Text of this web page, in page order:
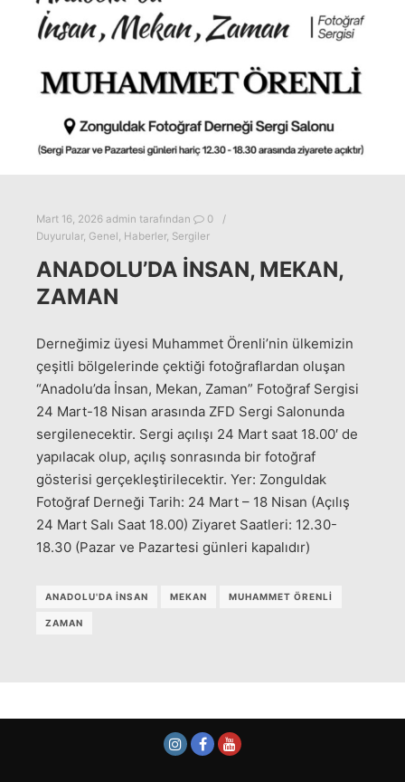
Mart 16, 2026 admin tarafından
0
Duyurular, Genel, Haberler, Sergiler
ANADOLU’DA İNSAN, MEKAN,
ZAMAN
Derneğimiz üyesi Muhammet Örenli’nin ülkemizin
çeşitli bölgelerinde çektiği fotoğraflardan oluşan
“Anadolu’da İnsan, Mekan, Zaman” Fotoğraf Sergisi
24 Mart-18 Nisan arasında ZFD Sergi Salonunda
sergilenecektir. Sergi açılışı 24 Mart saat 18.00′ de
yapılacak olup, açılış sonrasında bir fotoğraf
gösterisi gerçekleştirilecektir. Yer: Zonguldak
Fotoğraf Derneği Tarih: 24 Mart – 18 Nisan (Açılış
24 Mart Salı Saat 18.00) Ziyaret Saatleri: 12.30-
18.30 (Pazar ve Pazartesi günleri kapalıdır)
ANADOLU'DA İNSAN MEKAN MUHAMMET ÖRENLI
ZAMAN